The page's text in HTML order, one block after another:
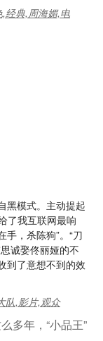
经典,周海媚,电
黑模式。主动提起
了我互联网最响
手，杀陈狗”。“刀
诚娶佟丽娅的不
到了意想不到的效
队,影片,观众